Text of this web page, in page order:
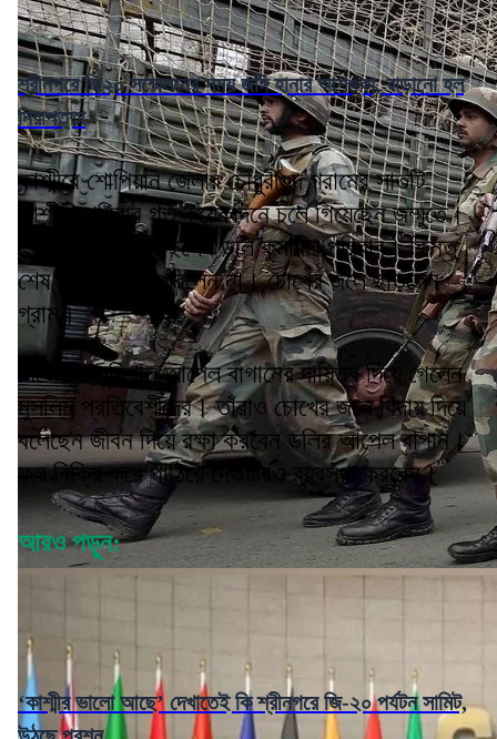
শ্রীনগরে জি২০ সম্মেলনের সময় জঙ্গি হানার আশঙ্কা, বাড়ানো হল
নিরাপত্তা
কাশ্মীরে শোপিয়ান জেলার চৌধুরীগুন্দ গ্রামের সাতটি
কাশ্মীরি পরিবার গত কয়েকদিনে চলে গিয়েছেন জম্মুতে।
শেষ পর্যন্ত টিকে ছিলেন ডলি কুমারীর পরিবার। কিন্তু
শেষ পর্যন্ত আর পারলেন না। চোখের জলে ছাড়লেন
গ্রাম।
নিজেদের সুবিশাল আপেল বাগানের দায়িত্ব দিয়ে গেলেন
মুসলিম প্রতিবেশীদের। তাঁরাও চোখের জলে বিদায় দিয়ে
বলেছেন জীবন দিয়ে রক্ষা করবেন ডলির আপেল বাগান।
ফল বিক্রি করে পাঠিয়ে দেওয়ারও ব্যবস্থা করবেন।
আরও পড়ুন:
‘কাশ্মীর ভালো আছে’ দেখাতেই কি শ্রীনগরে জি-২০ পর্যটন সামিট,